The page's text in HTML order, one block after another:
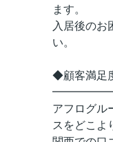
ます。
入居後のお
い。
◆顧客満足
アフログル
スをどこよ